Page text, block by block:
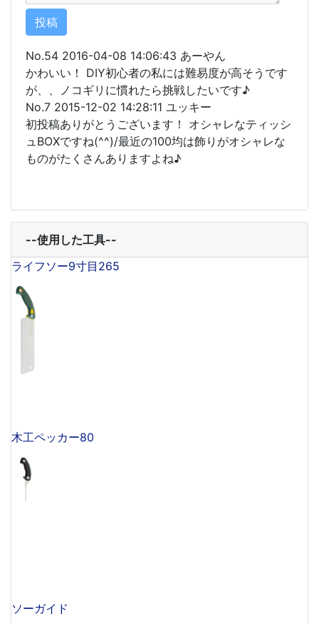
No.54 2016-04-08 14:06:43 あーやん
かわいい！ DIY初心者の私には難易度が高そうです
が、、ノコギリに慣れたら挑戦したいです♪
No.7 2015-12-02 14:28:11 ユッキー
初投稿ありがとうございます！ オシャレなティッシ
ュBOXですね(^^)/最近の100均は飾りがオシャレな
ものがたくさんありますよね♪
--使用した工具--
ライフソー9寸目265
木工ペッカー80
ソーガイド